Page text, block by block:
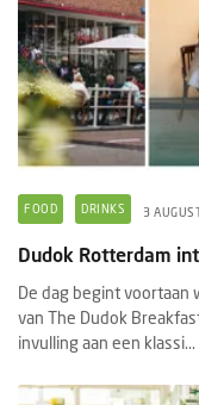
FOOD DRINKS 3
Dudok Rotterdam
De dag begint voortaan
van The Dudok
invulling aan een klassi...